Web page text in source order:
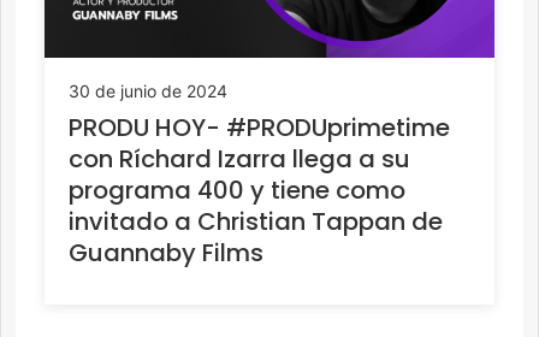
30 de junio de 2024
PRODU HOY- #PRODUprimetime
con Ríchard Izarra llega a su
programa 400 y tiene como
invitado a Christian Tappan de
Guannaby Films